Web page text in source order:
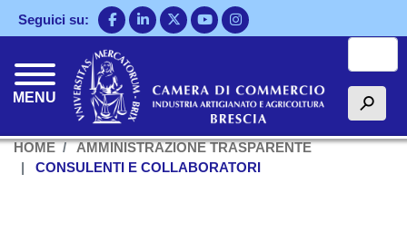
Salta
al
Seguici su:
MENU h
HOME
AMMINISTRAZIONE TRASPARENTE
CONSULENTI E COLLABORATORI